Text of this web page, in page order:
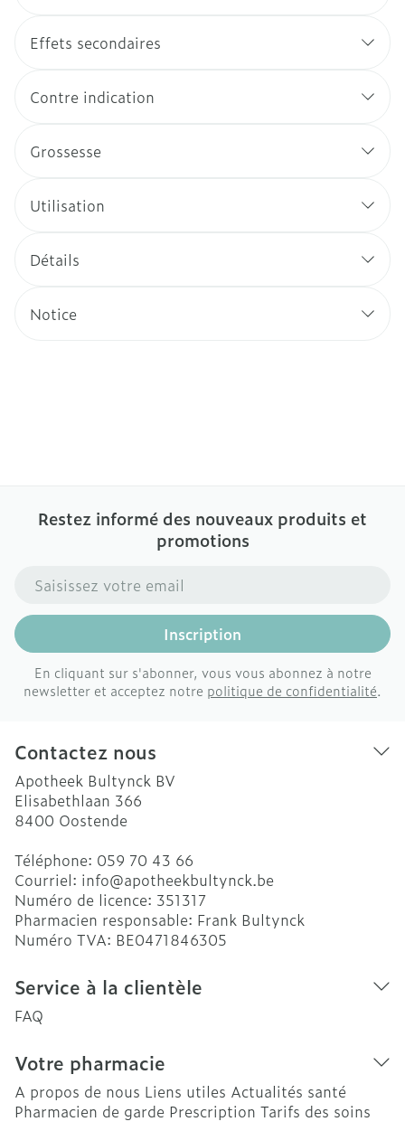
Effets secondaires
Contre indication
Grossesse
Utilisation
Détails
Notice
Restez informé des nouveaux produits et
promotions
Adresse mail
Inscription
En cliquant sur s'abonner, vous vous abonnez à notre
newsletter et acceptez notre politique de confidentialité.
Contactez nous
Apotheek Bultynck BV
Elisabethlaan 366
8400 Oostende
Téléphone: 059 70 43 66
Courriel: info@apotheekbultynck.be
Numéro de licence: 351317
Pharmacien responsable: Frank Bultynck
Numéro TVA: BE0471846305
Service à la clientèle
FAQ
Votre pharmacie
A propos de nous Liens utiles Actualités santé
Pharmacien de garde Prescription Tarifs des soins